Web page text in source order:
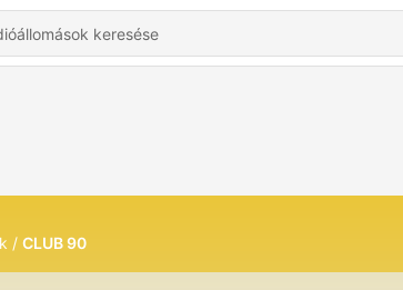
CLUB 90